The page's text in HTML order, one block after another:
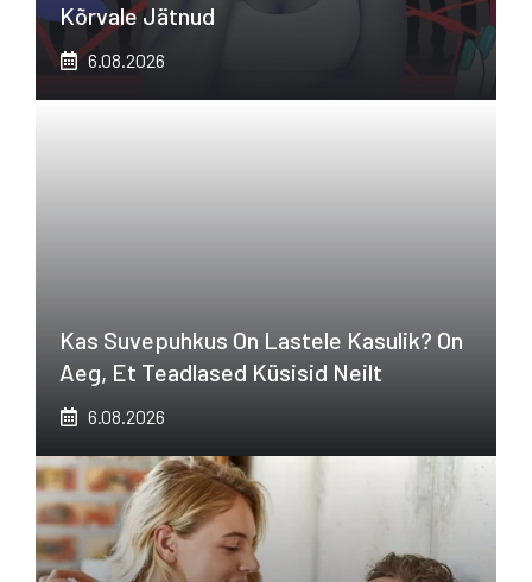
Kõrvale Jätnud
6.08.2026
Kas Suvepuhkus On Lastele Kasulik? On
Aeg, Et Teadlased Küsisid Neilt
6.08.2026